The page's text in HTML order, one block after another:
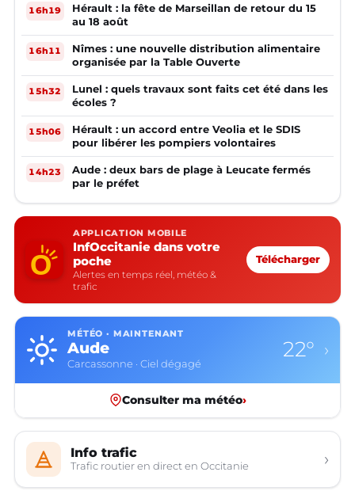
16h19
Hérault : la fête de Marseillan de retour du 15
au 18 août
16h11
Nîmes : une nouvelle distribution alimentaire
organisée par la Table Ouverte
15h32
Lunel : quels travaux sont faits cet été dans les
écoles ?
15h06
Hérault : un accord entre Veolia et le SDIS
pour libérer les pompiers volontaires
14h23
Aude : deux bars de plage à Leucate fermés
par le préfet
APPLICATION MOBILE
InfOccitanie dans votre
poche
Alertes en temps réel, météo &
trafic
Télécharger
MÉTÉO · MAINTENANT
Aude
Carcassonne · Ciel dégagé
22° ›
Consulter ma météo›
Info trafic
Trafic routier en direct en Occitanie ›